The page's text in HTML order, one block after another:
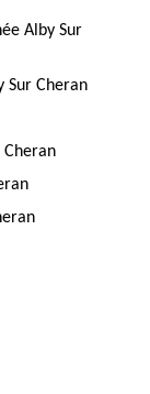
Alby Sur
Sur Cheran
Cheran